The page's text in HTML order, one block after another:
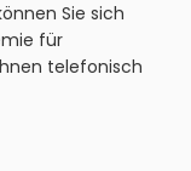
Sie sich
für
telefonisch